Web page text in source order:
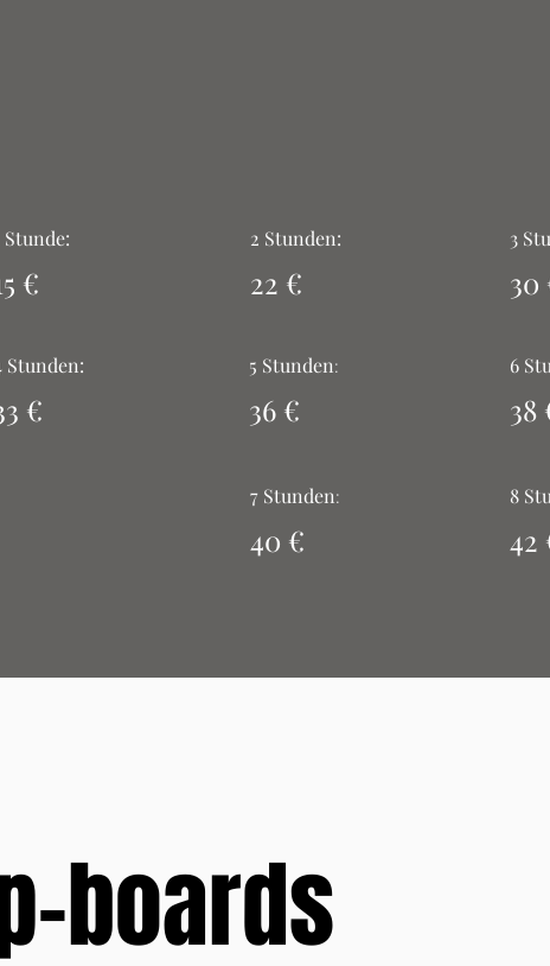
Stunde:
€
Stunden:
€
2 Stunden:
22 €
5 Stunden:
36 €
7 Stunden:
40 €
3
30
6
38
8
42
boards